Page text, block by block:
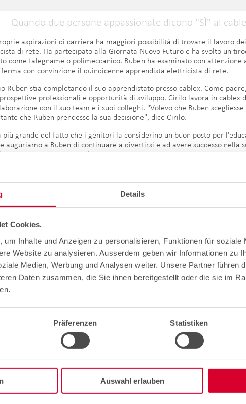
Details
Cookies.
um Inhalte und Anzeigen zu personalisieren, Funktionen für soziale
Website zu analysieren. Ausserdem geben wir Informationen zu
Medien, Werbung und Analysen weiter. Unsere Partner führen
Daten zusammen, die Sie ihnen bereitgestellt oder die sie im
Präferenzen Statistiken
Auswahl erlauben
Quando due persone appassionate dicono "SÌ" al
aspirazioni di carriera ha maggiori possibilità di trovare il lavoro
di rete. Ha partecipato alla Giornata Nuovo Futuro e ha svolto un
come falegname o polimeccanico. Ruben ha esaminato con
con convinzione il quindicenne apprendista elettricista di rete.
Ruben stia completando il suo apprendistato presso cablex. Come
professionali e opportunità di sviluppo. Cirilo lavora in cablex
con il suo team e i suoi colleghi. "Volevo che Ruben
che Ruben prendesse la sua decisione", dice Cirilo.
più grande del fatto che i genitori la considerino un buon posto per
auguriamo a Ruben di continuare a divertirsi e ad avere successo
impegno e motivazione!
AG:
Montaggio segnali al